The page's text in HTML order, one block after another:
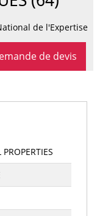
de l'Expertise
de devis